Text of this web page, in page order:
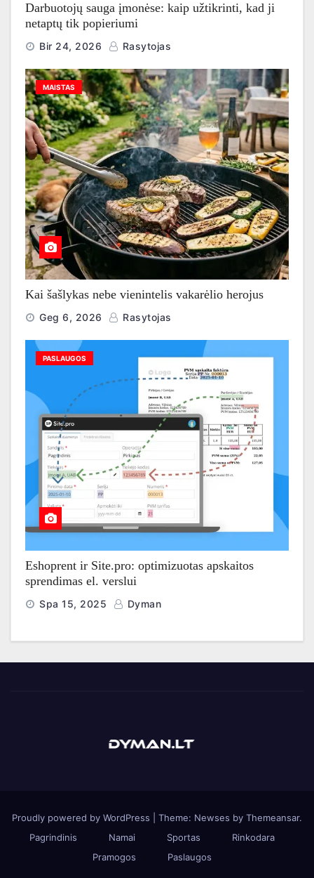
Darbuotojų sauga įmonėse: kaip užtikrinti, kad ji
netaptų tik popieriumi
Bir 24, 2026 Rasytojas
MAISTAS
Kai šašlykas nebe vienintelis vakarėlio herojus
Geg 6, 2026 Rasytojas
PASLAUGOS
Eshoprent ir Site.pro: optimizuotas apskaitos
sprendimas el. verslui
Spa 15, 2025 Dyman
Proudly powered by WordPress Theme: Newses by Themeansar.
Pagrindinis
Namai Sportas
Rinkodara
Pramogos
Paslaugos